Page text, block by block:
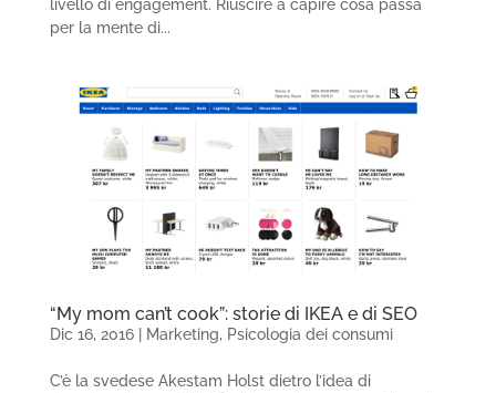
livello di engagement. Riuscire a capire cosa passa
per la mente di...
“My mom can’t cook”: storie di IKEA e di SEO
Dic 16, 2016| Marketing, Psicologia dei consumi
C’è la svedese Akestam Holst dietro l’idea di